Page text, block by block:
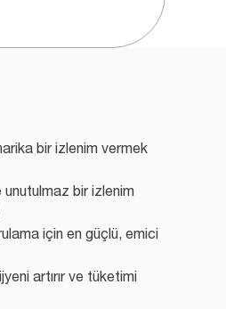
bir izlenim vermek
bir izlenim
için en güçlü, emici
artırır ve tüketimi